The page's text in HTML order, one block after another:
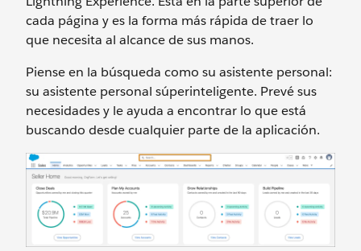
cada página y es la forma más rápida de traer lo
que necesita al alcance de sus manos.
Piense en la búsqueda como su asistente personal:
su asistente personal súperinteligente. Prevé sus
necesidades y le ayuda a encontrar lo que está
buscando desde cualquier parte de la aplicación.